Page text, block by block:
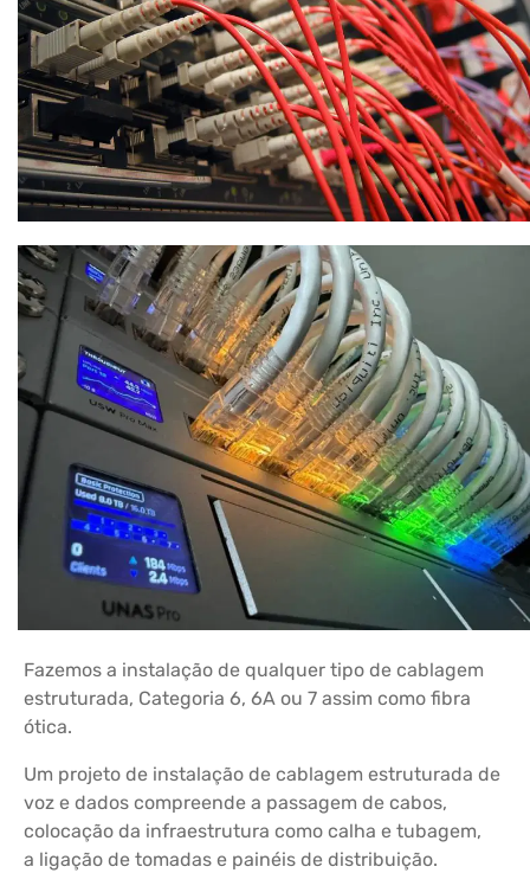
Fazemos a instalação de qualquer tipo de cablagem
estruturada, Categoria 6, 6A ou 7 assim como fibra
ótica.
Um projeto de instalação de cablagem estruturada de
voz e dados compreende a passagem de cabos,
colocação da infraestrutura como calha e tubagem,
a ligação de tomadas e painéis de distribuição.